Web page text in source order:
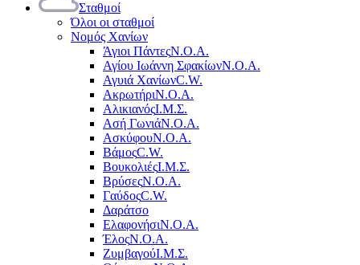
Σταθμοί
Όλοι οι σταθμοί
Νομός Χανίων
Άγιοι ΠάντεςΝ.Ο.Α.
Αγίου Ιωάννη ΣφακίωνΝ.Ο.Α.
Αγυιά ΧανίωνC.W.
ΑκρωτήριΝ.Ο.Α.
ΑλικιανόςΙ.Μ.Σ.
Ασή ΓωνιάΝ.Ο.Α.
ΑσκύφουΝ.Ο.Α.
ΒάμοςC.W.
ΒουκολιέςΙ.Μ.Σ.
ΒρύσεςΝ.Ο.Α.
ΓαύδοςC.W.
Δαράτσο
ΕλαφονήσιΝ.Ο.Α.
ΈλοςΝ.Ο.Α.
ΖυμβαγούΙ.Μ.Σ.